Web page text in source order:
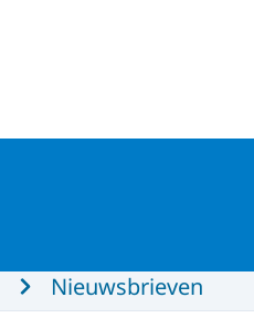
Nieuwsbrieven